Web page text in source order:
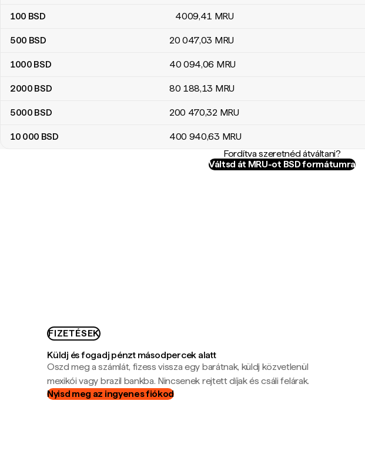
100 BSD 4009,41 MRU
500 BSD 20 047,03 MRU
1000 BSD 40 094,06 MRU
2000 BSD 80 188,13 MRU
5000 BSD 200 470,32 MRU
10 000 BSD 400 940,63 MRU
Fordítva szeretnéd átváltani?
Váltsd át MRU-ot BSD formátumra
FIZETÉSEK
Küldj és fogadj pénzt másodpercek alatt
Oszd meg a számlát, fizess vissza egy barátnak, küldj közvetlenül
mexikói vagy brazil bankba. Nincsenek rejtett díjak és csáli felárak.
Nyisd meg az ingyenes fiókod